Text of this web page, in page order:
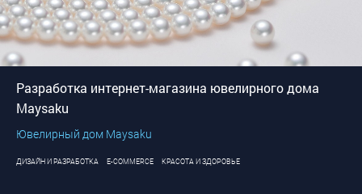
Разработка интернет-магазина ювелирного дома
Maysaku
Ювелирный дом Maysaku
ДИЗАЙН И РАЗРАБОТКА E-COMMERCE КРАСОТА И ЗДОРОВЬЕ